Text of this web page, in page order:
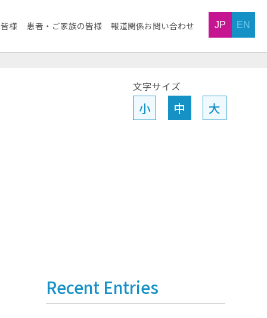
様 患者・ご家族の皆様 報道関係お問い合わせ JP EN
文字サイズ
小 中 大
Recent Entries